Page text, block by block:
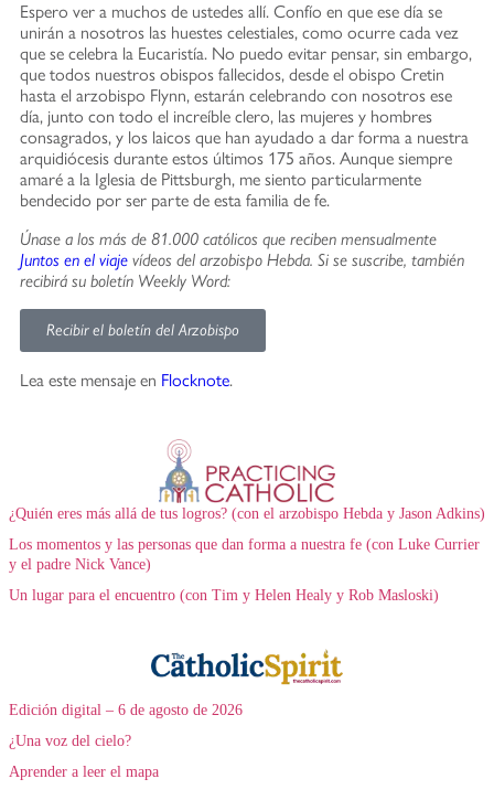
Espero ver a muchos de ustedes allí. Confío en que ese día se
unirán a nosotros las huestes celestiales, como ocurre cada vez
que se celebra la Eucaristía. No puedo evitar pensar, sin embargo,
que todos nuestros obispos fallecidos, desde el obispo Cretin
hasta el arzobispo Flynn, estarán celebrando con nosotros ese
día, junto con todo el increíble clero, las mujeres y hombres
consagrados, y los laicos que han ayudado a dar forma a nuestra
arquidiócesis durante estos últimos 175 años. Aunque siempre
amaré a la Iglesia de Pittsburgh, me siento particularmente
bendecido por ser parte de esta familia de fe.
Únase a los más de 81.000 católicos que reciben mensualmente
Juntos en el viaje vídeos del arzobispo Hebda. Si se suscribe, también
recibirá su boletín Weekly Word:
Recibir el boletín del Arzobispo
Lea este mensaje en Flocknote.
¿Quién eres más allá de tus logros? (con el arzobispo Hebda y Jason Adkins)
Los momentos y las personas que dan forma a nuestra fe (con Luke Currier
y el padre Nick Vance)
Un lugar para el encuentro (con Tim y Helen Healy y Rob Masloski)
Edición digital – 6 de agosto de 2026
¿Una voz del cielo?
Aprender a leer el mapa